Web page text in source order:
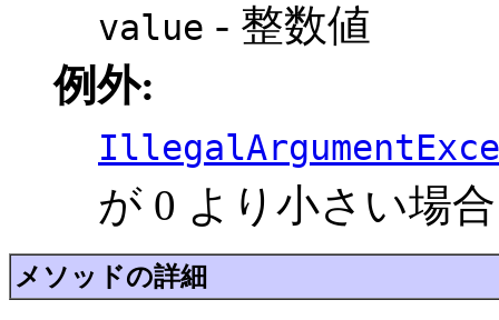
value - 整数値
例外:
が 0 より小さい場合
メソッドの詳細